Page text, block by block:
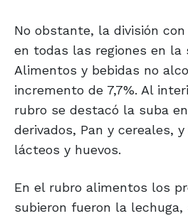
No obstante, la división
en todas las regiones en la
Alimentos y bebidas no
incremento de 7,7%. Al
rubro se destacó la suba
derivados, Pan y cereales,
lácteos y huevos.
En el rubro alimentos los
subieron fueron la lechuga,